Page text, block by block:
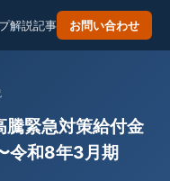
解説記事 お問い合わせ
緊急対策給付金
令和8年3月期